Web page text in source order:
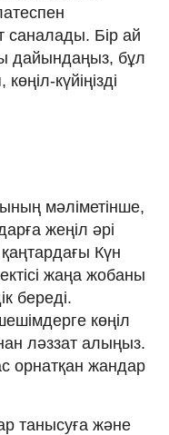
саналады. Бір ай
дайындаңыз, бұл
күйіңізді
мәліметінше,
жеңіл әрі
Күн
жаңа жобаны
береді.
көңіл
ләззат алыңыз.
орнатқан жандар
танысуға және